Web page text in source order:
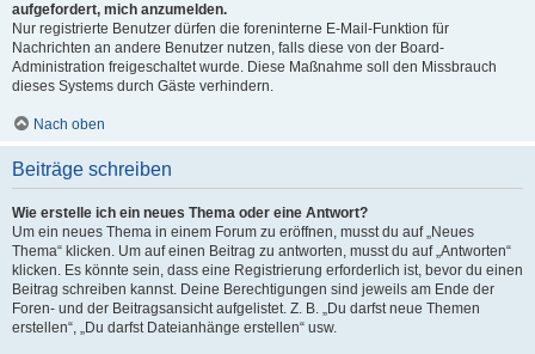
aufgefordert, mich anzumelden.
Nur registrierte Benutzer dürfen die foreninterne E-Mail-Funktion für
Nachrichten an andere Benutzer nutzen, falls diese von der Board-
Administration freigeschaltet wurde. Diese Maßnahme soll den Missbrauch
dieses Systems durch Gäste verhindern.
Nach oben
Beiträge schreiben
Wie erstelle ich ein neues Thema oder eine Antwort?
Um ein neues Thema in einem Forum zu eröffnen, musst du auf „Neues
Thema“ klicken. Um auf einen Beitrag zu antworten, musst du auf „Antworten“
klicken. Es könnte sein, dass eine Registrierung erforderlich ist, bevor du einen
Beitrag schreiben kannst. Deine Berechtigungen sind jeweils am Ende der
Foren- und der Beitragsansicht aufgelistet. Z. B. „Du darfst neue Themen
erstellen“, „Du darfst Dateianhänge erstellen“ usw.